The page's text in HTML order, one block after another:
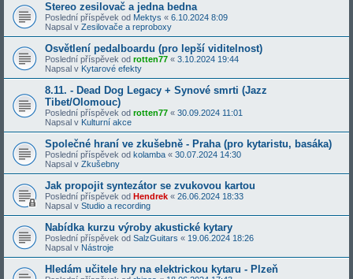
Stereo zesilovač a jedna bedna
Poslední příspěvek od Mektys « 6.10.2024 8:09
Napsal v Zesilovače a reproboxy
Osvětlení pedalboardu (pro lepší viditelnost)
Poslední příspěvek od rotten77 « 3.10.2024 19:44
Napsal v Kytarové efekty
8.11. - Dead Dog Legacy + Synové smrti (Jazz
Tibet/Olomouc)
Poslední příspěvek od rotten77 « 30.09.2024 11:01
Napsal v Kulturní akce
Společné hraní ve zkušebně - Praha (pro kytaristu, basáka)
Poslední příspěvek od kolamba « 30.07.2024 14:30
Napsal v Zkušebny
Jak propojit syntezátor se zvukovou kartou
Poslední příspěvek od Hendrek « 26.06.2024 18:33
Napsal v Studio a recording
Nabídka kurzu výroby akustické kytary
Poslední příspěvek od SalzGuitars « 19.06.2024 18:26
Napsal v Nástroje
Hledám učitele hry na elektrickou kytaru - Plzeň